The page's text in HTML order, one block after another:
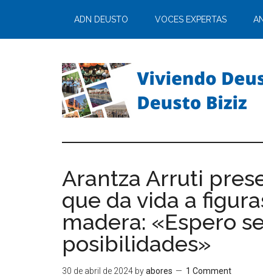
ADN DEUSTO VOCES EXPERTAS
Arantza Arruti
que da vida a
madera: «Espero
posibilidades»
30 de abril de 2024 byabores 1 Comment